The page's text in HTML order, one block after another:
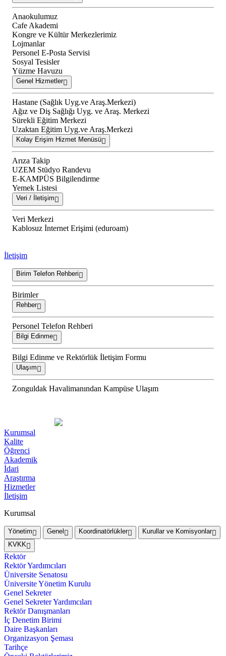
Anaokulumuz
Cafe Akademi
Kongre ve Kültür Merkezlerimiz
Lojmanlar
Personel E-Posta Servisi
Sosyal Tesisler
Yüzme Havuzu
Genel Hizmetler
Hastane (Sağlık Uyg.ve Araş.Merkezi)
Ağız ve Diş Sağlığı Uyg. ve Araş. Merkezi
Sürekli Eğitim Merkezi
Uzaktan Eğitim Uyg.ve Araş.Merkezi
Kolay Erişim Hizmet Menüsü
Arıza Takip
UZEM Stüdyo Randevu
E-KAMPÜS Bilgilendirme
Yemek Listesi
Veri / İletişim
Veri Merkezi
Kablosuz İnternet Erişimi (eduroam)
İletişim
Birim Telefon Rehberi
Birimler
Rehber
Personel Telefon Rehberi
Bilgi Edinme
Bilgi Edinme ve Rektörlük İletişim Formu
Ulaşım
Zonguldak Havalimanından Kampüse Ulaşım
Kurumsal
Kalite
Öğrenci
Akademik
İdari
Araştırma
Hizmetler
İletişim
Kurumsal
Yönetim Genel Koordinatörlükler
Kurullar ve Komisyonlar
KVKK
Rektör
Rektör Yardımcıları
Üniversite Senatosu
Üniversite Yönetim Kurulu
Genel Sekreter
Genel Sekreter Yardımcıları
Rektör Danışmanları
İç Denetim Birimi
Daire Başkanları
Organizasyon Şeması
Tarihçe